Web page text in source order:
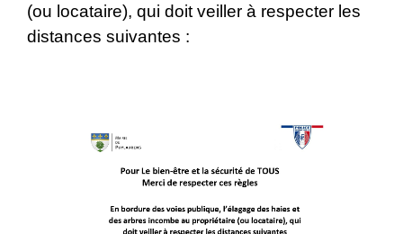
(ou locataire), qui doit veiller à respecter les
distances suivantes :